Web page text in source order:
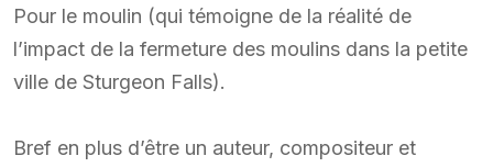
Pour le moulin (qui témoigne de la réalité de
l’impact de la fermeture des moulins dans la petite
ville de Sturgeon Falls).
Bref en plus d’être un auteur, compositeur et